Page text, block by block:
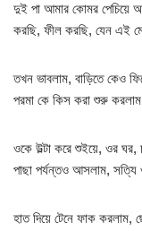
দুই পা আমার কোমর
করছি, ফীল করছি, যেন এই
তখন ভাবলাম, বাড়িতে কেও
পরমা কে কিস করা শুরু
ওকে উল্টা করে শুইয়ে, ওর
পাছা পর্যন্তও আসলাম, সত্যি
হাত দিয়ে টেনে ফাক করলাম,